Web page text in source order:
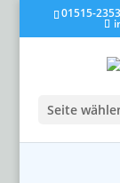
01515-
Seite